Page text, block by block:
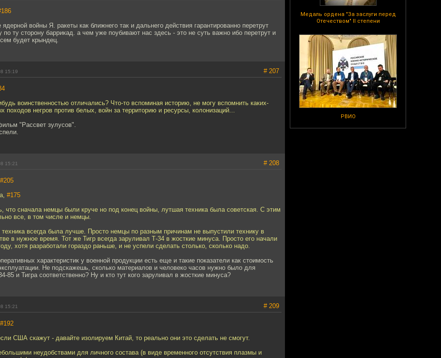
Медаль ордена "За заслуги перед
Отечеством" II степени
РВИО
войны Я. ракеты как ближнего так и дальнего действия гарантированно перетрут
по ту сторону баррикад. а чем уже поубивают нас здесь - это не суть важно ибо перетрут и
будет крындец.
15:19 # 207
воинственностью отличались? Что-то вспоминая историю, не могу вспомнить каких-
походов негров против белых, войн за территорию и ресурсы, колонизаций...
"Рассвет зулусов".
15:21 # 208
#205
#175
что сначала немцы были круче но под конец войны, лутшая техника была советская. С этим
все, в том числе и немцы.
всегда была лучше. Просто немцы по разным причинам не выпустили технику в
в нужное время. Тот же Тигр всегда заруливал Т-34 в жосткие минуса. Просто его начали
хотя разработали гораздо раньше, и не успели сделать столько, сколько надо.
характеристик у военной продукции есть еще и такие показатели как стоимость
Не подскажешь, сколько материалов и человеко часов нужно было для
85 и Тигра соответственно? Ну и кто тут кого заруливал в жосткие минуса?
15:21 # 209
#192
США скажут - давайте изолируем Китай, то реально они это сделать не смогут.
неудобствами для личного состава (в виде временного отсутствия плазмы и